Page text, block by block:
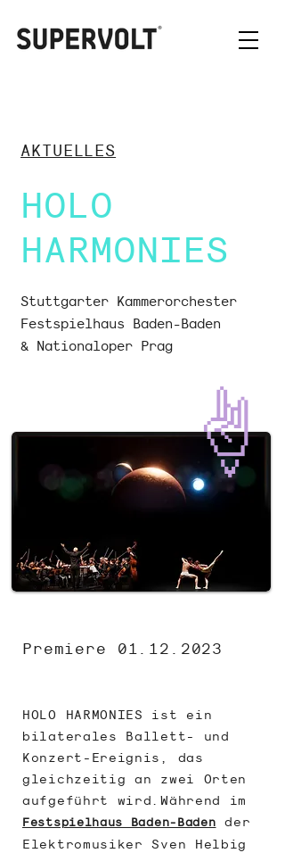
AKTUELLES
HOLO
HARMONIES
Stuttgarter Kammerorchester
Festspielhaus Baden-Baden
& Nationaloper Prag
Premiere 01.12.2023
HOLO HARMONIES ist ein
bilaterales Ballett- und
Konzert-Ereignis, das
gleichzeitig an zwei Orten
aufgeführt wird.Während im
Festspielhaus Baden-Baden der
Elektromusiker Sven Helbig